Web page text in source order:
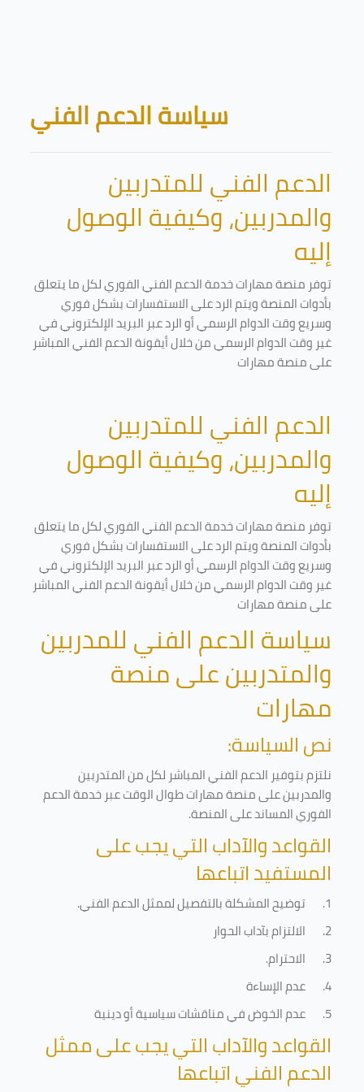
Blocks
سياسة الدعم الفني
الدعم الفني للمتدربين
والمدربين، وكيفية الوصول
إليه
توفر منصة مهارات خدمة الدعم الفني الفوري لكل ما يتعلق
بأدوات المنصة ويتم الرد على الاستفسارات بشكل فوري
وسريع وقت الدوام الرسمي أو الرد عبر البريد الإلكتروني في
غير وقت الدوام الرسمي من خلال أيقونة الدعم الفني المباشر
على منصة مهارات
الدعم الفني للمتدربين
والمدربين، وكيفية الوصول
إليه
توفر منصة مهارات خدمة الدعم الفني الفوري لكل ما يتعلق
بأدوات المنصة ويتم الرد على الاستفسارات بشكل فوري
وسريع وقت الدوام الرسمي أو الرد عبر البريد الإلكتروني في
غير وقت الدوام الرسمي من خلال أيقونة الدعم الفني المباشر
على منصة مهارات
سياسة الدعم الفني للمدربين
والمتدربين على منصة
مهارات
نص السياسة:
نلتزم بتوفير الدعم الفني المباشر لكل من المتدربين
والمدربين على منصة مهارات طوال الوقت عبر خدمة الدعم
الفوري المساند على المنصة.
القواعد والآداب التي يجب على
المستفيد اتباعها
1. توضيح المشكلة بالتفصيل لممثل الدعم الفني.
2.
الالتزام بآداب الحوار
3.
الاحترام.
4.
عدم الإساءة
5.
عدم الخوض في مناقشات سياسية أو دينية
القواعد والآداب التي يجب على ممثل
الدعم الفني اتباعها